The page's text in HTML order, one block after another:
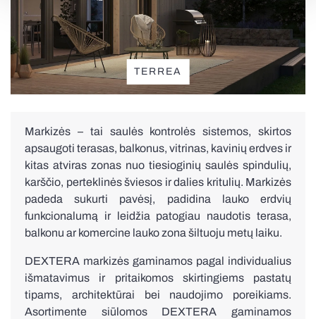
Fasadinės lamelės nuo saulės
TERREA
Markizės – tai saulės kontrolės sistemos, skirtos
apsaugoti terasas, balkonus, vitrinas, kavinių erdves ir
kitas atviras zonas nuo tiesioginių saulės spindulių,
karščio, perteklinės šviesos ir dalies kritulių. Markizės
padeda sukurti pavėsį, padidina lauko erdvių
funkcionalumą ir leidžia patogiau naudotis terasa,
balkonu ar komercine lauko zona šiltuoju metų laiku.
DEXTERA markizės gaminamos pagal individualius
išmatavimus ir pritaikomos skirtingiems pastatų
tipams, architektūrai bei naudojimo poreikiams.
Asortimente siūlomos DEXTERA gaminamos